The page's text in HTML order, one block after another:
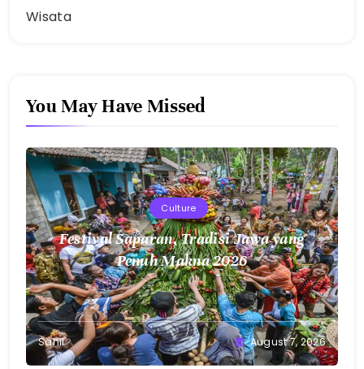
Wisata
You May Have Missed
Culture
Festival Saparan, Tradisi Jawa yang
Penuh Makna 2026
Sahil August 7, 2026